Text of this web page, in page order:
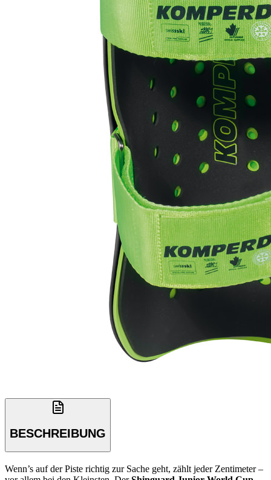
BESCHREIBUNG
Wenn’s auf der Piste richtig zur Sache geht, zählt jeder Zentimeter –